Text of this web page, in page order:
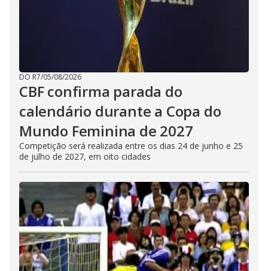
DO R7/05/08/2026
CBF confirma parada do
calendário durante a Copa do
Mundo Feminina de 2027
Competição será realizada entre os dias 24 de junho e 25
de julho de 2027, em oito cidades